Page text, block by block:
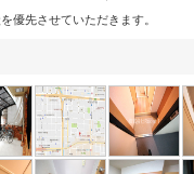
優先させていただきます。